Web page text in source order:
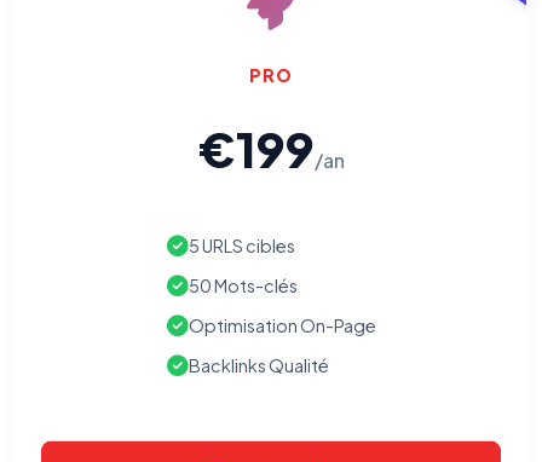
PRO
€199/an
5 URLS cibles
50 Mots-clés
Optimisation On-Page
Backlinks Qualité